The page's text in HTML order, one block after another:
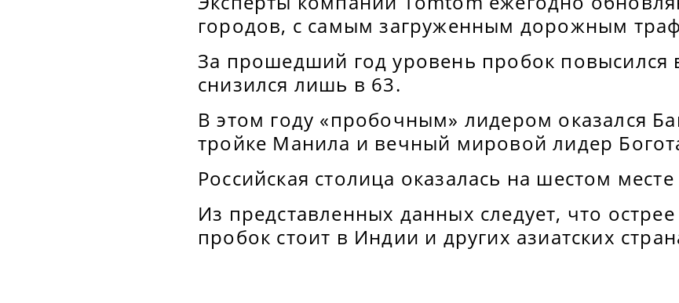
городов, с самым загруженным дорожным
За прошедший год уровень пробок повысился
снизился лишь в 63.
В этом году «пробочным» лидером оказался
тройке Манила и вечный мировой лидер
Российская столица оказалась на шестом
Из представленных данных следует, что
пробок стоит в Индии и других азиатских